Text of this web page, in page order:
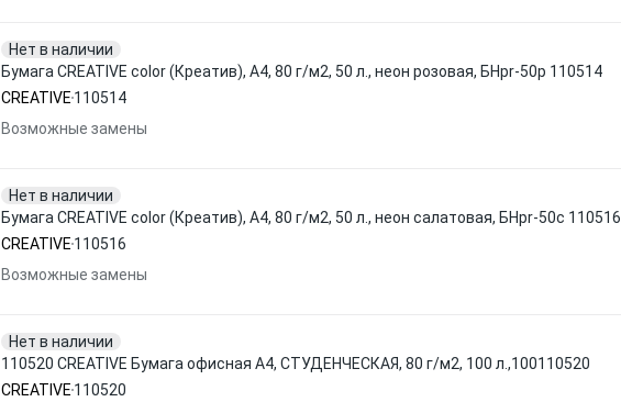
Нет в наличии
Бумага CREATIVE color (Креатив), А4, 80 г/м2, 50 л., неон розовая, БНpr-50р 110514
CREATIVE 110514
Возможные замены
Нет в наличии
Бумага CREATIVE color (Креатив), А4, 80 г/м2, 50 л., неон салатовая, БНpr-50с 110516
CREATIVE 110516
Возможные замены
Нет в наличии
110520 CREATIVE Бумага офисная А4, СТУДЕНЧЕСКАЯ, 80 г/м2, 100 л.,100110520
CREATIVE 110520